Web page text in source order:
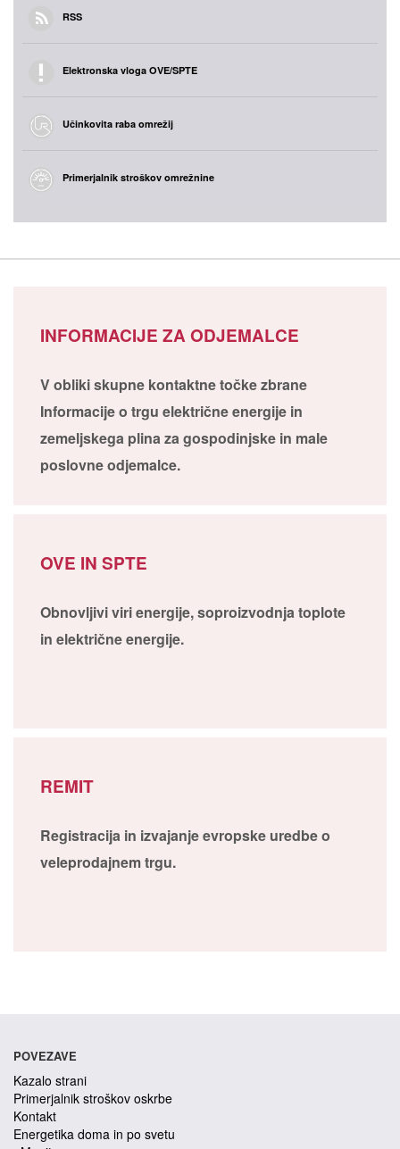
RSS
Elektronska vloga OVE/SPTE
Učinkovita raba omrežij
Primerjalnik stroškov omrežnine
INFORMACIJE ZA ODJEMALCE
V obliki skupne kontaktne točke zbrane
Informacije o trgu električne energije in
zemeljskega plina za gospodinjske in male
poslovne odjemalce.
OVE IN SPTE
Obnovljivi viri energije, soproizvodnja toplote
in električne energije.
REMIT
Registracija in izvajanje evropske uredbe o
veleprodajnem trgu.
POVEZAVE
Kazalo strani
Primerjalnik stroškov oskrbe
Kontakt
Energetika doma in po svetu